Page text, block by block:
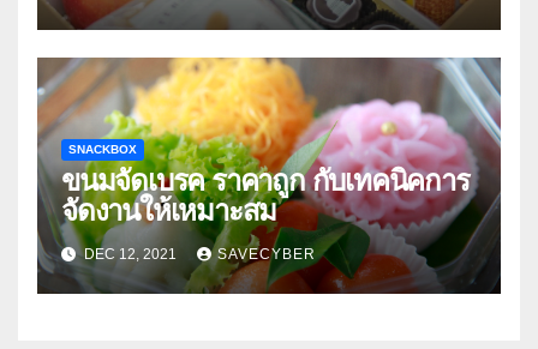
SNACKBOX
ขนมจัดเบรค ราคาถูก กับเทคนิคการ
จัดงานให้เหมาะสม
DEC 12, 2021 SAVECYBER